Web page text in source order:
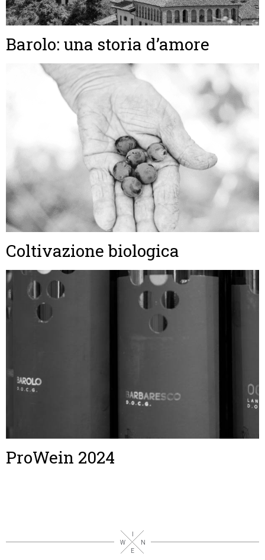
Barolo: una storia d’amore
Coltivazione biologica
ProWein 2024